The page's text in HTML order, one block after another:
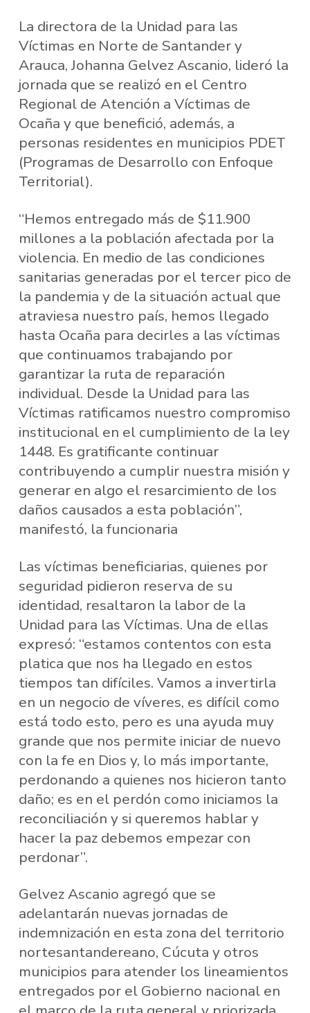
La directora de la Unidad para las
Víctimas en Norte de Santander y
Arauca, Johanna Gelvez Ascanio, lideró la
jornada que se realizó en el Centro
Regional de Atención a Víctimas de
Ocaña y que benefició, además, a
personas residentes en municipios PDET
(Programas de Desarrollo con Enfoque
Territorial).
“Hemos entregado más de $11.900
millones a la población afectada por la
violencia. En medio de las condiciones
sanitarias generadas por el tercer pico de
la pandemia y de la situación actual que
atraviesa nuestro país, hemos llegado
hasta Ocaña para decirles a las víctimas
que continuamos trabajando por
garantizar la ruta de reparación
individual. Desde la Unidad para las
Víctimas ratificamos nuestro compromiso
institucional en el cumplimiento de la ley
1448. Es gratificante continuar
contribuyendo a cumplir nuestra misión y
generar en algo el resarcimiento de los
daños causados a esta población”,
manifestó, la funcionaria
Las víctimas beneficiarias, quienes por
seguridad pidieron reserva de su
identidad, resaltaron la labor de la
Unidad para las Víctimas. Una de ellas
expresó: “estamos contentos con esta
platica que nos ha llegado en estos
tiempos tan difíciles. Vamos a invertirla
en un negocio de víveres, es difícil como
está todo esto, pero es una ayuda muy
grande que nos permite iniciar de nuevo
con la fe en Dios y, lo más importante,
perdonando a quienes nos hicieron tanto
daño; es en el perdón como iniciamos la
reconciliación y si queremos hablar y
hacer la paz debemos empezar con
perdonar”.
Gelvez Ascanio agregó que se
adelantarán nuevas jornadas de
indemnización en esta zona del territorio
nortesantandereano, Cúcuta y otros
municipios para atender los lineamientos
entregados por el Gobierno nacional en